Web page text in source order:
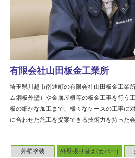
外壁塗装 外壁張り替え(カバー)
有限会社山田板金工業所
埼玉県川越市南通町の有限会社山田板金工業
ム鋼板外壁）や金属屋根等の板金工事を行う
板の細かな加工まで、様々なケースの工事に
に合わせた施工を提案できる技術力を持った会